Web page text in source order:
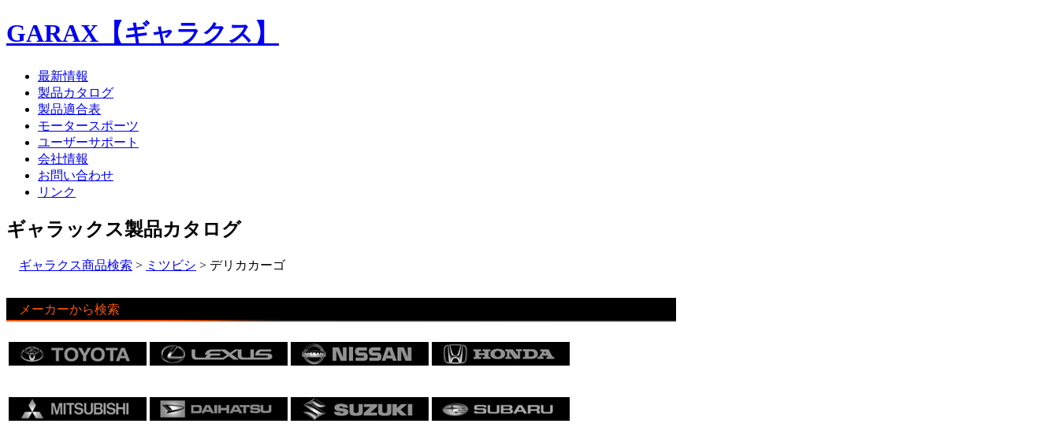
GARAX【ギャラクス】
最新情報
製品カタログ
製品適合表
モータースポーツ
ユーザーサポート
会社情報
お問い合わせ
リンク
ギャラックス製品カタログ
ギャラクス商品検索 > ミツビシ > デリカカーゴ
メーカーから検索